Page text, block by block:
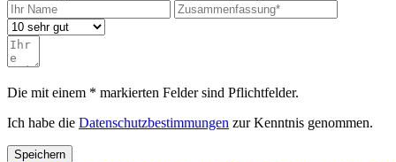
Die mit einem * markierten Felder sind Pflichtfelder.
Ich habe die Datenschutzbestimmungen zur Kenntnis genommen.
Speichern